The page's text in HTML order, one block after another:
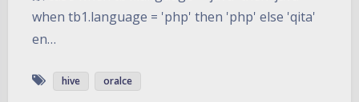
when tb1.language = 'php' then 'php' else 'qita'
en…
hive oralce